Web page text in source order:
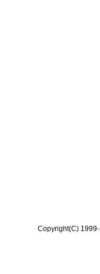
Copyright(C)